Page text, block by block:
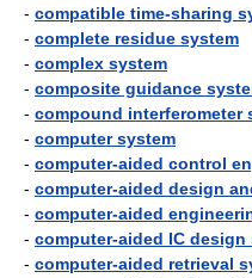
- compatible time-sharing
- complete residue system
- complex system
- composite guidance
- compound interferometer
- computer system
- computer-aided control
- computer-aided design
- computer-aided
- computer-aided IC design
- computer-aided retrieval